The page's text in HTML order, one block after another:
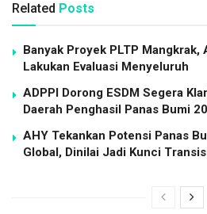
Related Posts
Banyak Proyek PLTP Mangkrak,
Lakukan Evaluasi Menyeluruh
ADPPI Dorong ESDM Segera
Daerah Penghasil Panas Bumi
AHY Tekankan Potensi Panas
Global, Dinilai Jadi Kunci